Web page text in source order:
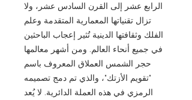
الرابع عشر إلى القرن السادس عشر، ولا
تزال تقنياتها المعمارية المتقدمة وعلم
الفلك وثقافتها الدينية تُثير إعجاب الباحثين
في جميع أنحاء العالم. ومن أشهر معالمها
حجر الشمس العملاق المعروف باسم
"تقويم الأزتك"، والذي تم دمج تصميمه
الرمزي في هذه العملة الدائرية. لا يُعد